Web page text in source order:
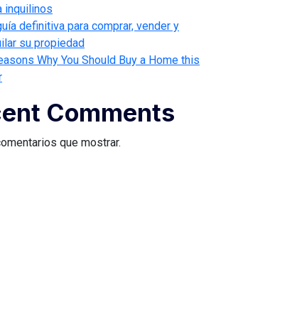
inquilinos
definitiva para comprar, vender y
su propiedad
Why You Should Buy a Home this
Comments
que mostrar.